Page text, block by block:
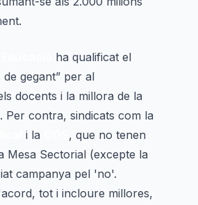
ha qualificat el
gegant” per al
docents i la millora de la
Per contra, sindicats com la
i la
, que no tenen
Mesa Sectorial (excepte la
campanya pel 'no'.
tot i incloure millores,